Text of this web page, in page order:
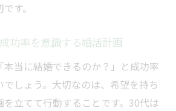
す。
功率を意識する婚活計画
当に結婚できるのか？」と成功率
しょう。大切なのは、希望を持ち
立てて行動することです。30代は